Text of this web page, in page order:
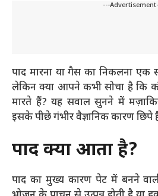
---
पाद मारना या गैस का निकलना एक
लेकिन क्या आपने कभी सोचा है कि
मारते हैं? यह सवाल सुनने में
इसके पीछे गंभीर वैज्ञानिक कारण छिपे
पाद क्यों आता है?
पाद का मुख्य कारण पेट में बनने